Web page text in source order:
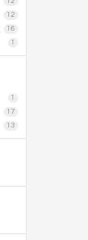
12
16
1
1
17
13